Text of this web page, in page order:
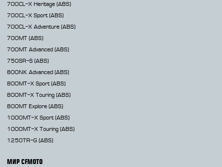
700CL-X Heritage (ABS)
700CL-X Sport (ABS)
700CL-X Adventure (ABS)
700MT (ABS)
700MT Advanced (ABS)
750SR-S (ABS)
800NK Advanced (ABS)
800MT-X Sport (ABS)
800MT-X Touring (ABS)
800MT Explore (ABS)
1000MT-X Sport (ABS)
1000MT-X Touring (ABS)
1250TR-G (ABS)
МИР CFMOTO